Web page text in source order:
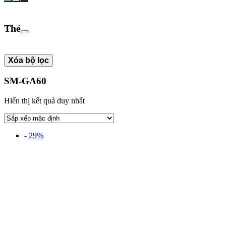
Thẻ
Xóa bộ lọc
SM-GA60
Hiển thị kết quả duy nhất
- 29%